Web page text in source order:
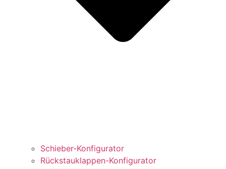
Schieber-Konfigurator
Rückstauklappen-Konfigurator